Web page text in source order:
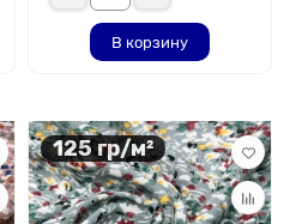
В корзину
125 гр/м²